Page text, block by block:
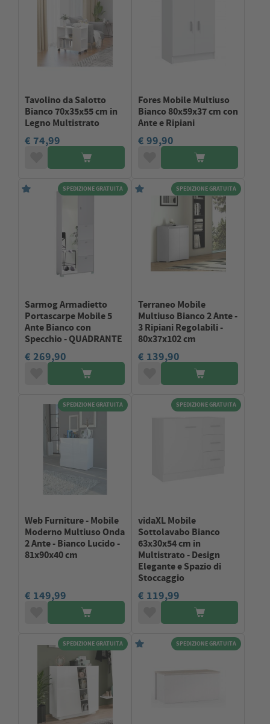
Tavolino da Salotto
Bianco 70x35x55 cm in
Legno Multistrato
€ 74,99
Fores Mobile Multiuso
Bianco 80x59x37 cm con
Ante e Ripiani
€ 99,90
SPEDIZIONE GRATUITA
Sarmog Armadietto
Portascarpe Mobile 5
Ante Bianco con
Specchio - QUADRANTE
€ 269,90
SPEDIZIONE GRATUITA
Terraneo Mobile
Multiuso Bianco 2 Ante -
3 Ripiani Regolabili -
80x37x102 cm
€ 139,90
SPEDIZIONE GRATUITA
Web Furniture - Mobile
Moderno Multiuso Onda
2 Ante - Bianco Lucido -
81x90x40 cm
€ 149,99
SPEDIZIONE GRATUITA
vidaXL Mobile
Sottolavabo Bianco
63x30x54 cm in
Multistrato - Design
Elegante e Spazio di
Stoccaggio
€ 119,99
SPEDIZIONE GRATUITA SPEDIZIONE GRATUITA